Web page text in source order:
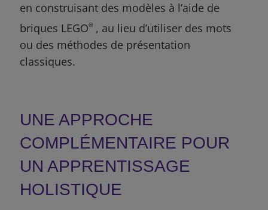
en construisant des modèles à l’aide de
briques LEGO® , au lieu d’utiliser des mots
ou des méthodes de présentation
classiques.
UNE APPROCHE
COMPLÉMENTAIRE POUR
UN APPRENTISSAGE
HOLISTIQUE